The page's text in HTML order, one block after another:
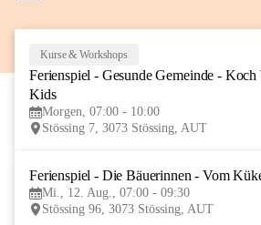
Kurse & Workshops
Ferienspiel - Gesunde Gemeinde -
Kids
Morgen, 07:00 - 10:00
Stössing 7, 3073 Stössing, AUT
Ferienspiel - Die Bäuerinnen - Vom
Mi., 12. Aug., 07:00 - 09:30
Stössing 96, 3073 Stössing, AUT